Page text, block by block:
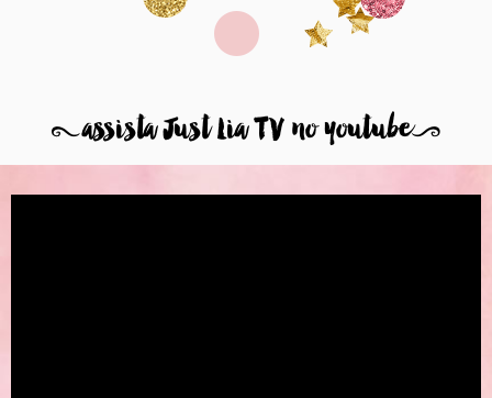
8assista Just Lia TV no youtube9